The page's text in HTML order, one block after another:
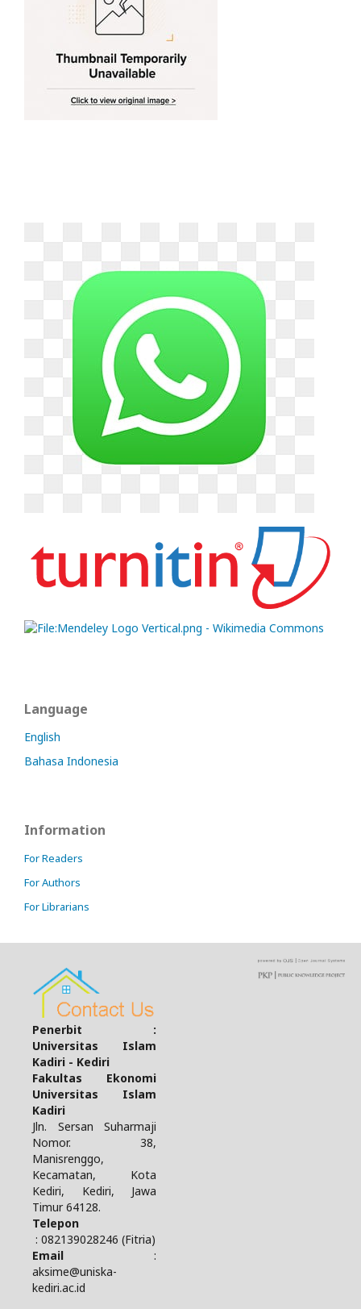
Language
English
Bahasa Indonesia
Information
For Readers
For Authors
For Librarians
Penerbit :
Universitas Islam
Kadiri - Kediri
Fakultas Ekonomi
Universitas Islam
Kadiri
Jln. Sersan Suharmaji
Nomor. 38,
Manisrenggo,
Kecamatan, Kota
Kediri, Kediri, Jawa
Timur 64128.
Telepon
: 082139028246 (Fitria)
Email
:
aksime@uniska-
kediri.ac.id